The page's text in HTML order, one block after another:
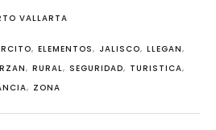
VALLARTA
, ELEMENTOS, JALISCO, LLEGAN,
, RURAL, SEGURIDAD, TURISTICA,
, ZONA